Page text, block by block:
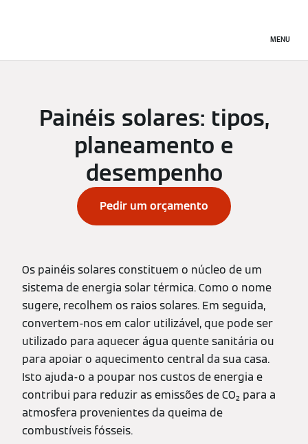
MENU
Painéis solares: tipos,
planeamento e
desempenho
Pedir um orçamento
Os painéis solares constituem o núcleo de um
sistema de energia solar térmica. Como o nome
sugere, recolhem os raios solares. Em seguida,
convertem-nos em calor utilizável, que pode ser
utilizado para aquecer água quente sanitária ou
para apoiar o aquecimento central da sua casa.
Isto ajuda-o a poupar nos custos de energia e
contribui para reduzir as emissões de CO₂ para a
atmosfera provenientes da queima de
combustíveis fósseis.